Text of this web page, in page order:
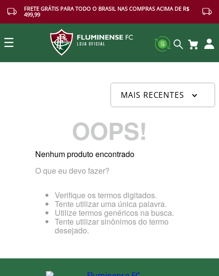
FRETE GRÁTIS PARA TODO O BRASIL NAS COMPRAS ACIMA DE R$
499,99
☰
MAIS RECENTES
OOPS!
Nenhum produto encontrado
O que eu devo fazer?
Verifique os termos digitados.
Tente utilizar uma única palavra.
Utilize termos genéricos na busca.
Tente utilizar sinônimos do termo
desejado.